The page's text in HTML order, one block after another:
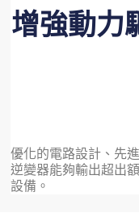
增強動力
優化的電路設計、先
逆變器能夠輸出超出
設備。